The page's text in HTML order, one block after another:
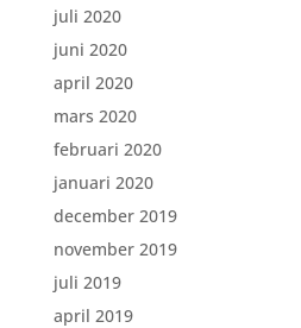
juli 2020
juni 2020
april 2020
mars 2020
februari 2020
januari 2020
december 2019
november 2019
juli 2019
april 2019